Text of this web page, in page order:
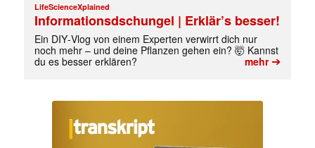
LifeScienceXplained
Informationsdschungel | Erklär’s besser!
Ein DIY‑Vlog von einem Experten verwirrt dich nur
noch mehr – und deine Pflanzen gehen ein? 🤯 Kannst
du es besser erklären?
mehr➔